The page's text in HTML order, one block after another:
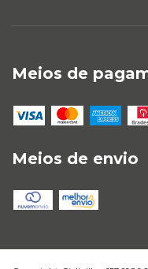
Meios de
Meios de envio